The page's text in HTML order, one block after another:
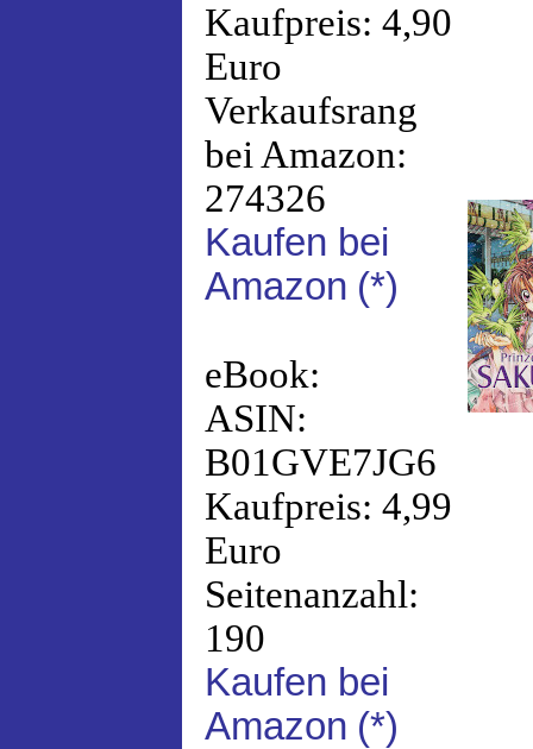
Kaufpreis: 4,90
Euro
Verkaufsrang
bei Amazon:
274326
Kaufen bei
Amazon (*)
eBook:
ASIN:
B01GVE7JG6
Kaufpreis: 4,99
Euro
Seitenanzahl:
190
Kaufen bei
Amazon (*)